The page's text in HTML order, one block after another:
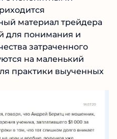
даст ученику
или нет. То
разбираться с
ученикам
Поданный
Беритц трудный
большого
промежуток времени
навыков.
Tehnoobzor
и сотни
обзор